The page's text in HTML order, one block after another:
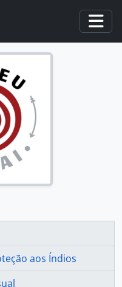
aos Índios